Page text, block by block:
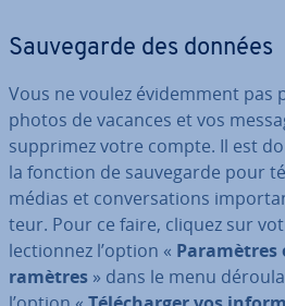
Sau­ve­garde des données
Vous ne voulez évi­dem­ment pas
photos de vacances et vos
supprimez votre compte. Il est
la fonction de sau­ve­garde pour
médias et con­ver­sa­tions
teur. Pour ce faire, cliquez sur
lec­tion­nez l’option «
ra­mètres » dans le menu